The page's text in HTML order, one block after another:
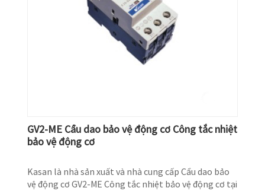
GV2-ME Cầu dao bảo vệ động cơ Công tắc nhiệt
bảo vệ động cơ
Kasan là nhà sản xuất và nhà cung cấp Cầu dao bảo
vệ động cơ GV2-ME Công tắc nhiệt bảo vệ động cơ tại